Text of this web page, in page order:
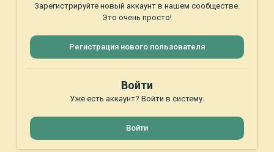
Зарегистрируйте новый аккаунт в нашем сообществе.
Это очень просто!
Регистрация нового пользователя
Войти
Уже есть аккаунт? Войти в систему.
Войти